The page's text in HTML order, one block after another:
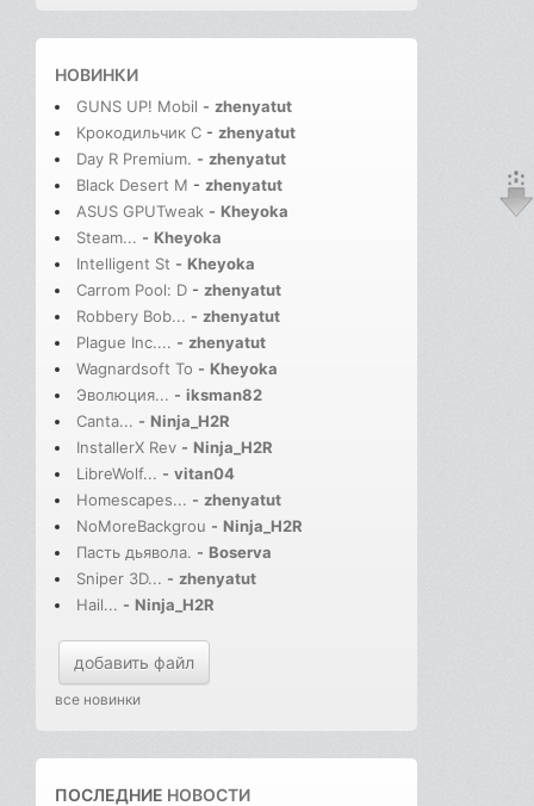
НОВИНКИ
GUNS UP! Mobil - zhenyatut
Крокодильчик С - zhenyatut
Day R Premium. - zhenyatut
Black Desert M - zhenyatut
ASUS GPUTweak - Kheyoka
Steam... - Kheyoka
Intelligent St - Kheyoka
Carrom Pool: D - zhenyatut
Robbery Bob... - zhenyatut
Plague Inc.... - zhenyatut
Wagnardsoft To - Kheyoka
Эволюция... - iksman82
Canta... - Ninja_H2R
InstallerX Rev - Ninja_H2R
LibreWolf... - vitan04
Homescapes... - zhenyatut
NoMoreBackgrou - Ninja_H2R
Пасть дьявола. - Boserva
Sniper 3D... - zhenyatut
Hail... - Ninja_H2R
добавить файл
все новинки
ПОСЛЕДНИЕ НОВОСТИ